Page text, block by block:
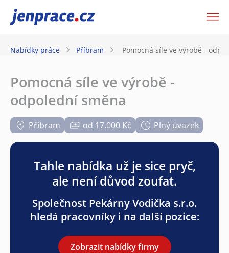
JenPráce.cz
Nabídky práce Příbram Pomocná síle ve výrobě -
Pomocná síle ve výrobě -
odpolední směna
Příbram od 17.000 Kč Plný úvazek
Tahle nabídka už je sice pryč,
ale není důvod zoufat.
Společnost Pekárny Vodička s.r.o.
hledá pracovníky i na další pozice:
Zobrazit nabídky firmy